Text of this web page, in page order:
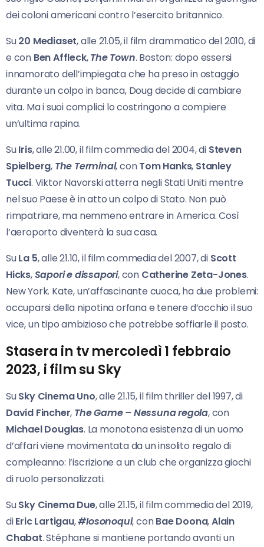
dei coloni americani contro l’esercito britannico.
Su20 Mediaset, alle 21.05, il film drammatico del 2010, di
e con Ben Affleck,The Town. Boston: dopo essersi
innamorato dell’impiegata che ha preso in ostaggio
durante un colpo in banca, Doug decide di cambiare
vita. Ma i suoi complici lo costringono a compiere
un’ultima rapina.
SuIris, alle 21.00, il film commedia del 2004, di Steven
Spielberg, The Terminal, conTom Hanks, Stanley
Tucci. Viktor Navorski atterra negli Stati Uniti mentre
nel suo Paese è in atto un colpo di Stato. Non può
rimpatriare, ma nemmeno entrare in America. Così
l’aeroporto diventerà la sua casa.
SuLa 5, alle 21.10, il film commedia del 2007, di Scott
Hicks,Sapori e dissapori, con Catherine Zeta-Jones.
New York. Kate, un’affascinante cuoca, ha due problemi:
occuparsi della nipotina orfana e tenere d’occhio il suo
vice, un tipo ambizioso che potrebbe soffiarle il posto.
Stasera in tv mercoledì 1 febbraio
2023, i film su Sky
SuSky Cinema Uno, alle 21.15, il film thriller del 1997, di
David Fincher, The Game – Nessuna regola, con
Michael Douglas. La monotona esistenza di un uomo
d’affari viene movimentata da un insolito regalo di
compleanno: l’iscrizione a un club che organizza giochi
di ruolo personalizzati.
SuSky Cinema Due, alle 21.15, il film commedia del 2019,
diEric Lartigau,#Iosonoqui, conBae Doona,Alain
Chabat. Stéphane si mantiene portando avanti un